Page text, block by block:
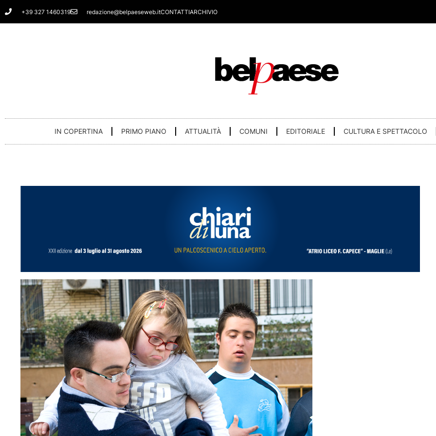
Vai
al
+39 327 1460319 redazione@belpaeseweb.itCONTATTIARCHIVIO
IN COPERTINA PRIMO PIANO ATTUALITÀ COMUNI EDITORIALE CULTURA E SPETTACOLO